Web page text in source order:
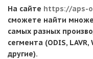
На сайте https://aps-
сможете найти
самых разных
сегмента (ODIS, LAVR,
другие).